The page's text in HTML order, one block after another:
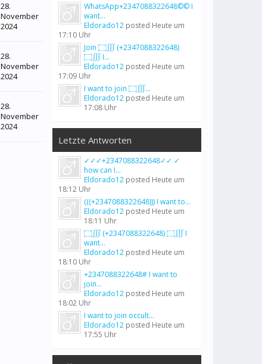
28.
November
2024
28.
November
2024
28.
November
2024
WhatsApp+2347088322648©© I
want...
Eldorado12 posted Heute um
17:10 Uhr
Join ۝∭ (+2347088322648)
۝∭ I...
Eldorado12 posted Heute um
17:09 Uhr
I want to join ۝∭...
Eldorado12 posted Heute um
17:08 Uhr
Letzte Antworten
✓✓✓+2347088322648✓✓ ✓
how can I...
Eldorado12 posted Heute um
18:12 Uhr
(((+2347088322648))) I want to...
Eldorado12 posted Heute um
18:11 Uhr
۝∭ (+2347088322648) ۝∭ I
want...
Eldorado12 posted Heute um
18:10 Uhr
+2347088322648# I want to
join...
Eldorado12 posted Heute um
18:02 Uhr
I want to join occult...
Eldorado12 posted Heute um
17:55 Uhr